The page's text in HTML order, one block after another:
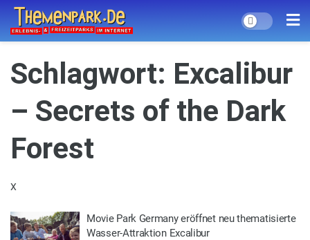
Schlagwort: Excalibur
– Secrets of the Dark
Forest
X
Movie Park Germany eröffnet neu thematisierte
Wasser-Attraktion Excalibur